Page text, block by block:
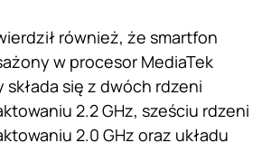
również, że smartfon
w procesor MediaTek
składa się z dwóch rdzeni
2.2 GHz, sześciu rdzeni
2.0 GHz oraz układu